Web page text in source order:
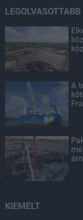
LEGOLVASOTTABB
A
KIEMELT